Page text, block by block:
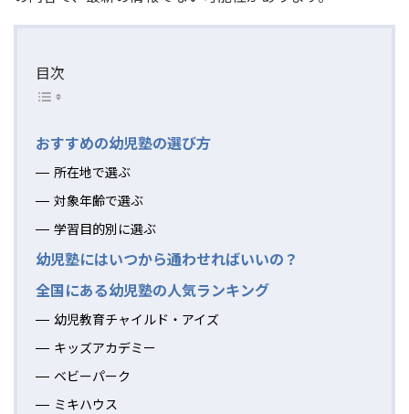
目次
おすすめの幼児塾の選び方
所在地で選ぶ
対象年齢で選ぶ
学習目的別に選ぶ
幼児塾にはいつから通わせればいいの？
全国にある幼児塾の人気ランキング
幼児教育チャイルド・アイズ
キッズアカデミー
ベビーパーク
ミキハウス